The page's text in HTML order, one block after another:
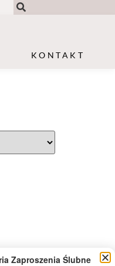
KONTAKT
Zaproszenia Ślubne